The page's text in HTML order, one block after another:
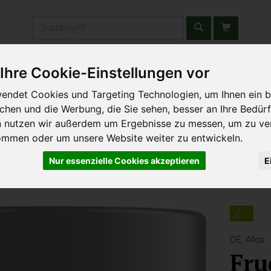
Cookie-Einstellungen vor
Cookies und Targeting Technologien, um Ihnen ein
und die Werbung, die Sie sehen, besser an Ihre
nutzen wir außerdem um Ergebnisse zu messen, um zu
oder um unsere Website weiter zu entwickeln.
Nur essenzielle Cookies akzeptieren
& Schulen Liefergebiet Wochenmarkt
DE, Allos